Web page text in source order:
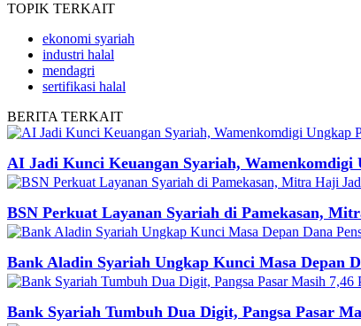
TOPIK TERKAIT
ekonomi syariah
industri halal
mendagri
sertifikasi halal
BERITA TERKAIT
AI Jadi Kunci Keuangan Syariah, Wamenkomdigi
BSN Perkuat Layanan Syariah di Pamekasan,
Bank Aladin Syariah Ungkap Kunci Masa Depan
Bank Syariah Tumbuh Dua Digit, Pangsa Pasar